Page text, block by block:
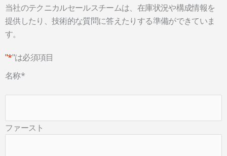
当社のテクニカルセールスチームは、在庫状況や構成情報を
提供したり、技術的な質問に答えたりする準備ができていま
す。
"*"は必須項目
名称*
ファースト